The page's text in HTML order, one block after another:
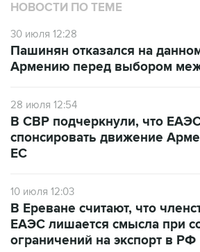
НОВОСТИ ПО ТЕМЕ
30 июля 12:28
Пашинян отказался на
Армению перед выбором
28 июля 12:54
В СВР подчеркнули, что
спонсировать движение
ЕС
10 июля 12:03
В Ереване считают, что
ЕАЭС лишается смысла при
ограничений на экспорт в РФ